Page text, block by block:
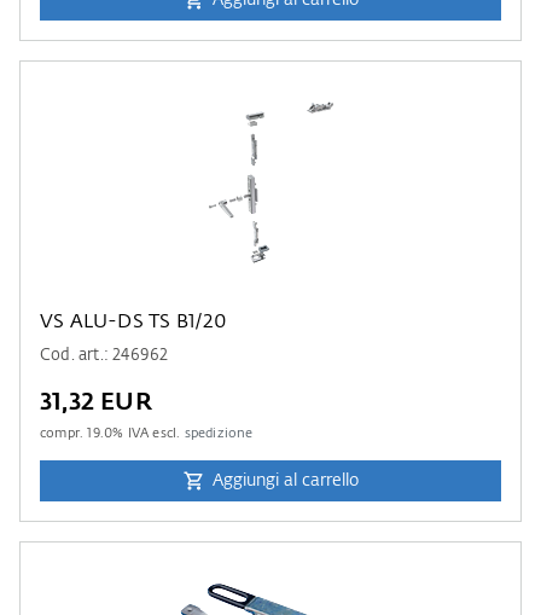
VS ALU-DS TS B1/20
Cod. art.: 246962
31,32 EUR
compr.19.0% IVA escl. spedizione
Aggiungi al carrello